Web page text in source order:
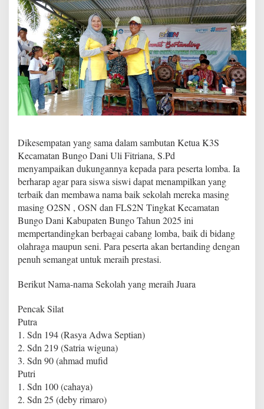
Dikesempatan yang sama dalam sambutan Ketua K3S
Kecamatan Bungo Dani Uli Fitriana, S.Pd
menyampaikan dukungannya kepada para peserta lomba. Ia
berharap agar para siswa siswi dapat menampilkan yang
terbaik dan membawa nama baik sekolah mereka masing
masing O2SN , OSN dan FLS2N Tingkat Kecamatan
Bungo Dani Kabupaten Bungo Tahun 2025 ini
mempertandingkan berbagai cabang lomba, baik di bidang
olahraga maupun seni. Para peserta akan bertanding dengan
penuh semangat untuk meraih prestasi.
Berikut Nama-nama Sekolah yang meraih Juara
Pencak Silat
Putra
1. Sdn 194 (Rasya Adwa Septian)
2. Sdn 219 (Satria wiguna)
3. Sdn 90 (ahmad mufid
Putri
1. Sdn 100 (cahaya)
2. Sdn 25 (deby rimaro)